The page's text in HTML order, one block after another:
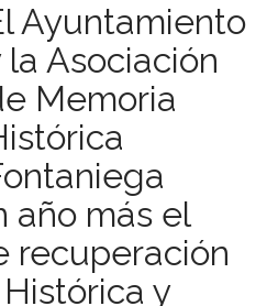
Ayuntamiento
la Asociación
Memoria
año más el
recuperación
y